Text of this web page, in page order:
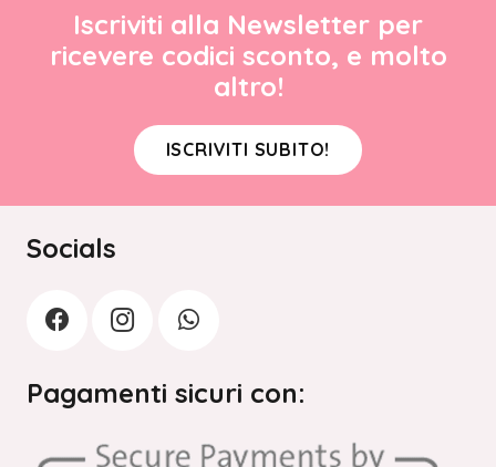
Iscriviti alla Newsletter per
ricevere codici sconto, e molto
altro!
ISCRIVITI SUBITO!
Socials
Pagamenti sicuri con: